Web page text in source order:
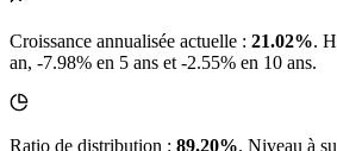
Croissance annualisée actuelle : 21.02%.
an, -7.98% en 5 ans et -2.55% en 10 ans.
Ratio de distribution : 89.20%. Niveau à